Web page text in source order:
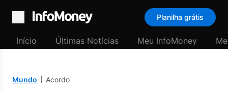
Menu
Planilha grátis
Início Últimas Notícias Meu InfoMoney
Mundo Acordo